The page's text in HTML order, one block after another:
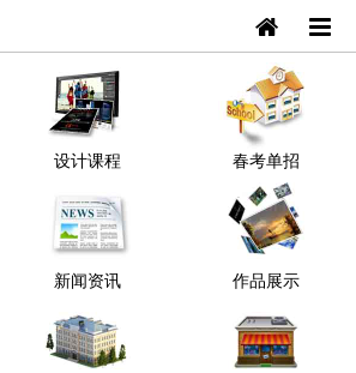
设计课程 春考单招
新闻资讯 作品展示